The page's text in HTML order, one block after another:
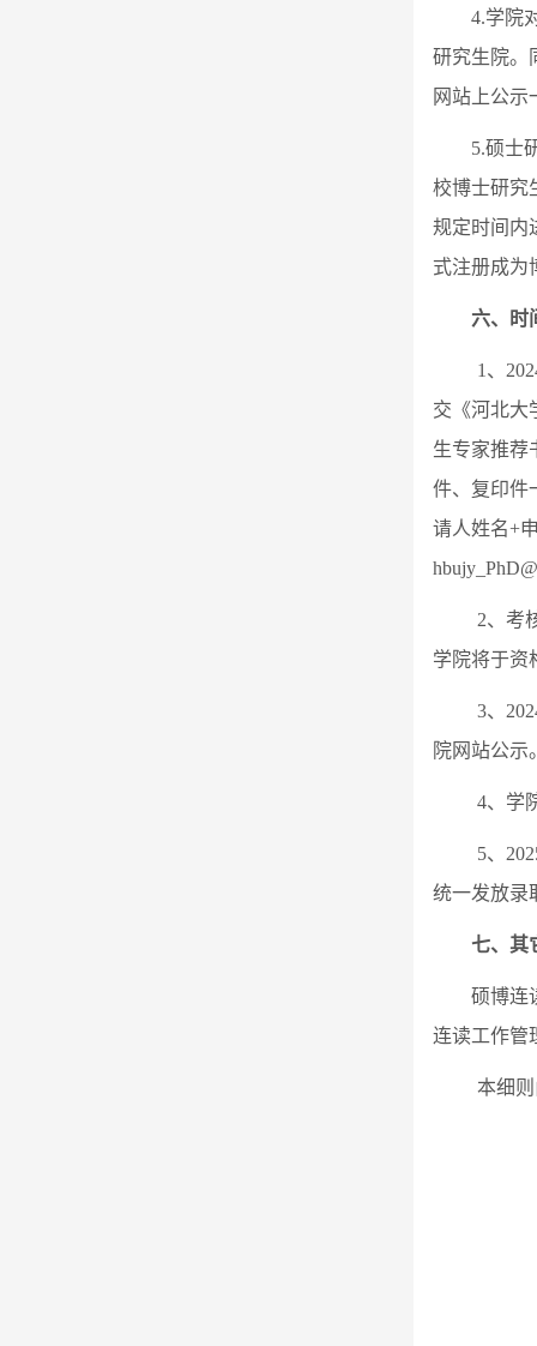
4.学院
研究生院。
网站上公示
5.硕士
校博士研究
规定时间内
式注册成为
六、时
1 、
交《河北大
生专家推荐
件、复印件
请人姓名+
2、考
学院将于资
3、
院网站公示
4、学
5、
统一发放录
七、其
硕博连
连读工作管
本细